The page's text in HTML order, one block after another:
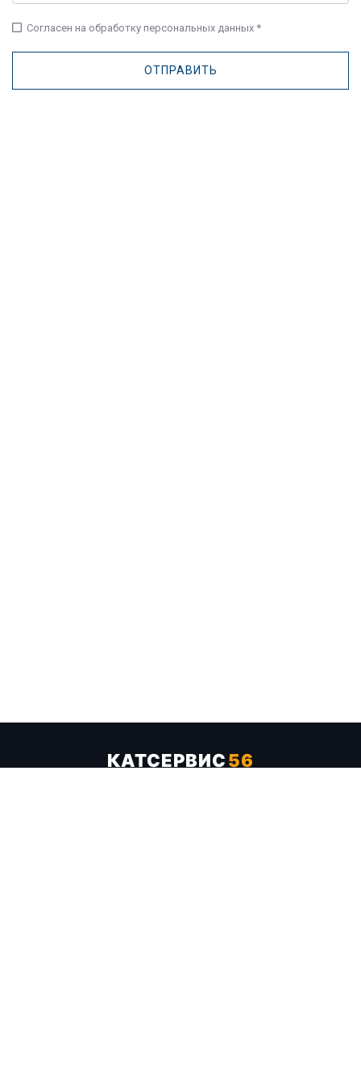
check_box_outline_blank Согласен на обработку персональных данных *
КАТСЕРВИС56